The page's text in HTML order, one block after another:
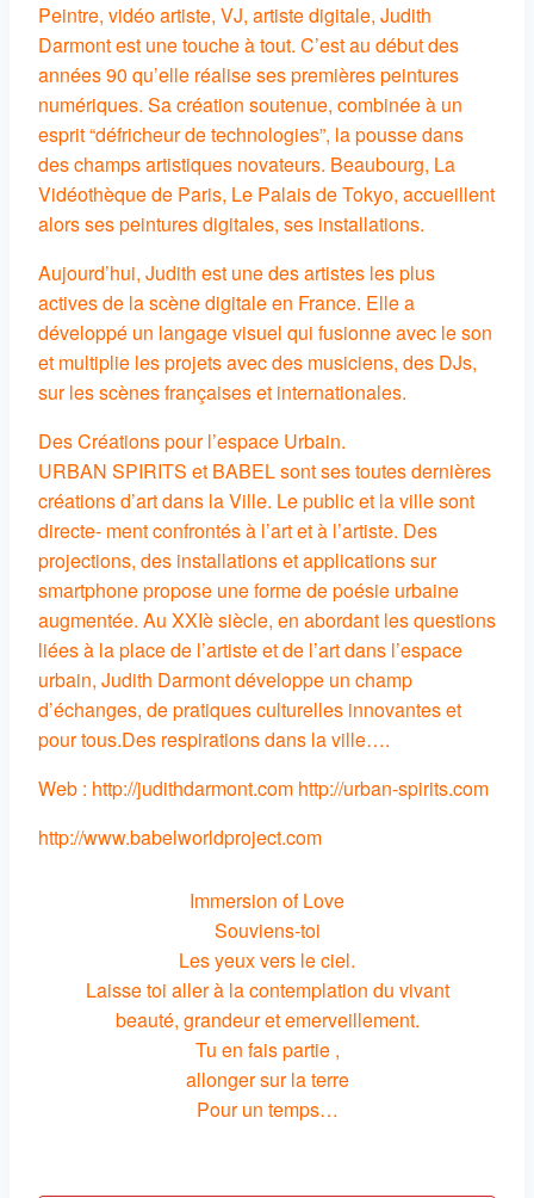
Peintre, vidéo artiste, VJ, artiste digitale, Judith
Darmont est une touche à tout. C’est au début des
années 90 qu’elle réalise ses premières peintures
numériques. Sa création soutenue, combinée à un
esprit “défricheur de technologies”, la pousse dans
des champs artistiques novateurs. Beaubourg, La
Vidéothèque de Paris, Le Palais de Tokyo, accueillent
alors ses peintures digitales, ses installations.
Aujourd’hui, Judith est une des artistes les plus
actives de la scène digitale en France. Elle a
développé un langage visuel qui fusionne avec le son
et multiplie les projets avec des musiciens, des DJs,
sur les scènes françaises et internationales.
Des Créations pour l’espace Urbain.
URBAN SPIRITS et BABEL sont ses toutes dernières
créations d’art dans la Ville. Le public et la ville sont
directe- ment confrontés à l’art et à l’artiste. Des
projections, des installations et applications sur
smartphone propose une forme de poésie urbaine
augmentée. Au XXIè siècle, en abordant les questions
liées à la place de l’artiste et de l’art dans l’espace
urbain, Judith Darmont développe un champ
d’échanges, de pratiques culturelles innovantes et
pour tous.Des respirations dans la ville….
Web : http://judithdarmont.com http://urban-spirits.com
http://www.babelworldproject.com
Immersion of Love
Souviens-toi
Les yeux vers le ciel.
Laisse toi aller à la contemplation du vivant
beauté, grandeur et emerveillement.
Tu en fais partie ,
allonger sur la terre
Pour un temps…